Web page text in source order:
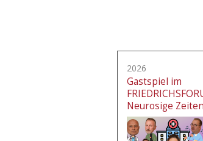
2026
Gastspiel im
Neurosige Zeiten